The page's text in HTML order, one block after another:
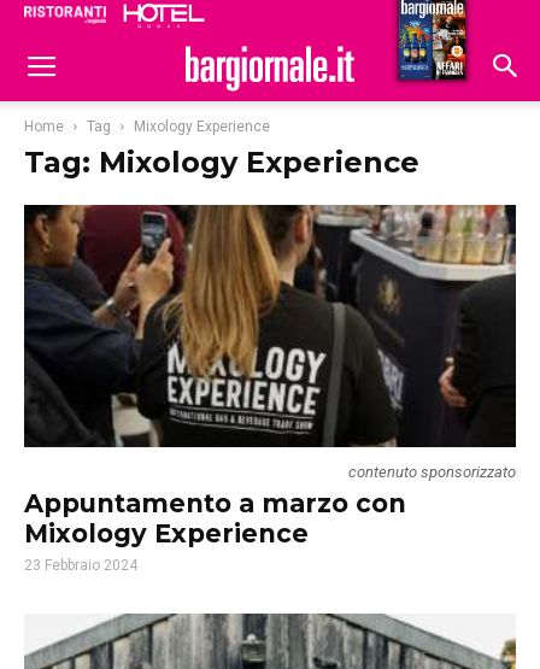
Hoteldomani
Home Tag Mixology Experience
Tag: Mixology Experience
contenuto sponsorizzato
Appuntamento a marzo con
Mixology Experience
23 Febbraio 2024